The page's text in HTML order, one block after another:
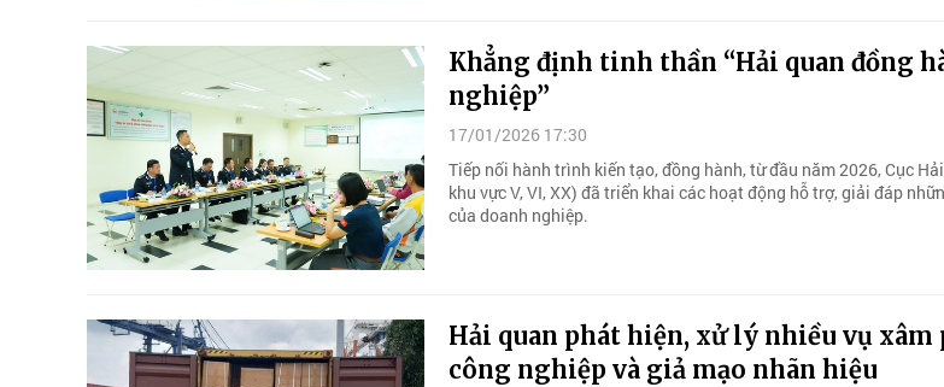
Khẳng định tinh thần “Hải quan đồng
nghiệp”
17/01/2026 17:30
Tiếp nối hành trình kiến tạo, đồng hành, từ đầu năm 2026, Cục
khu vực V, VI, XX) đã triển khai các hoạt động hỗ trợ, giải đáp
của doanh nghiệp.
Hải quan phát hiện, xử lý nhiều vụ xâm
công nghiệp và giả mạo nhãn hiệu